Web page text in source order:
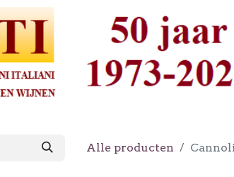
Alle producten